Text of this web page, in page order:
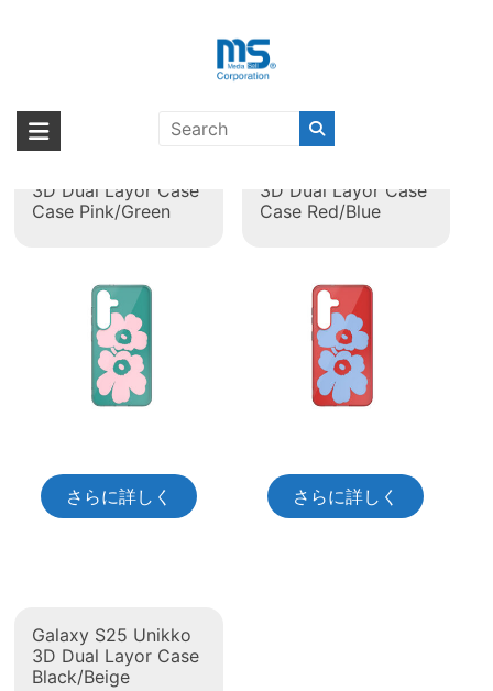
海外輸入ブランド商品｜株式会社
海外事業部が取り揃えている海外輸入商品には、日本では珍しい「海外ブ
ランド」をはじめ「ユニークな商品」「機能的な商品」「コストパフォー
タグ:
3D Dual Layor Case
Case Pink/Green
さらに詳しく
3D Dual Layor Case
Case Red/Blue
さらに詳しく
Galaxy S25 Unikko
3D Dual Layor Case
Black/Beige